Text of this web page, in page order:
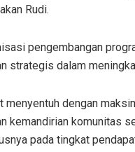
Rudi.
pengembangan
strategis dalam
menyentuh dengan
kemandirian komunitas
pada tingkat